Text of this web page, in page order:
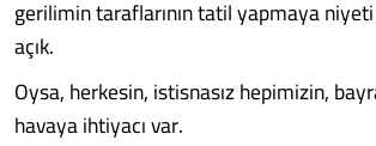
gerilimin taraflarının tatil yapmaya niyeti
açık.
Oysa, herkesin, istisnasız hepimizin,
havaya ihtiyacı var.